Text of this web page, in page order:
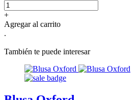
+
Agregar al carrito
.
También te puede interesar